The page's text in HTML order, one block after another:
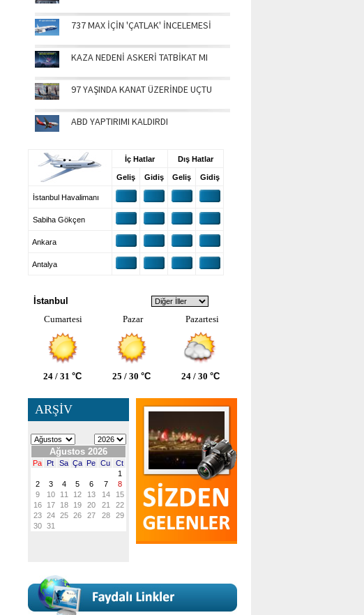
737 MAX İÇİN 'ÇATLAK' İNCELEMESİ
KAZA NEDENİ ASKERİ TATBİKAT MI
97 YAŞINDA KANAT ÜZERİNDE UÇTU
ABD YAPTIRIMI KALDIRDI
İç Hatlar Dış Hatlar
Geliş Gidiş Geliş Gidiş
İstanbul Havalimanı
Sabiha Gökçen
Ankara
Antalya
İstanbul
Cumartesi
Pazar Pazartesi
24 / 31 °C 25 / 30 °C 24 / 30 °C
ARŞİV